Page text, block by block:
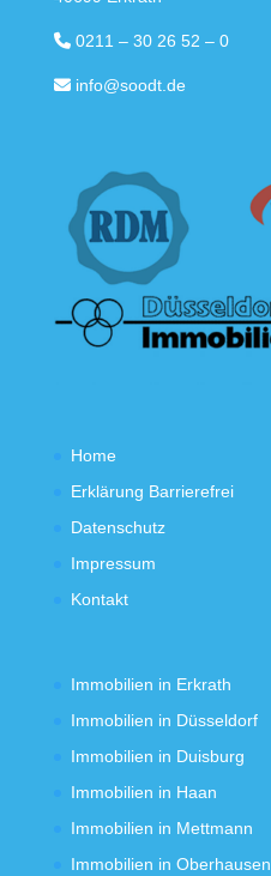
0211 – 30 26 52 – 0
info@soodt.de
Home
Erklärung Barrierefrei
Datenschutz
Impressum
Kontakt
Immobilien in Erkrath
Immobilien in Düsseldorf
Immobilien in Duisburg
Immobilien in Haan
Immobilien in Mettmann
Immobilien in Oberhausen